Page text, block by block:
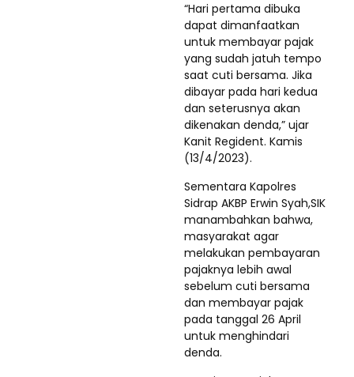
“Hari pertama dibuka
dapat dimanfaatkan
untuk membayar pajak
yang sudah jatuh tempo
saat cuti bersama. Jika
dibayar pada hari kedua
dan seterusnya akan
dikenakan denda,” ujar
Kanit Regident. Kamis
(13/4/2023).
Sementara Kapolres
Sidrap AKBP Erwin Syah,SIK
manambahkan bahwa,
masyarakat agar
melakukan pembayaran
pajaknya lebih awal
sebelum cuti bersama
dan membayar pajak
pada tanggal 26 April
untuk menghindari
denda.